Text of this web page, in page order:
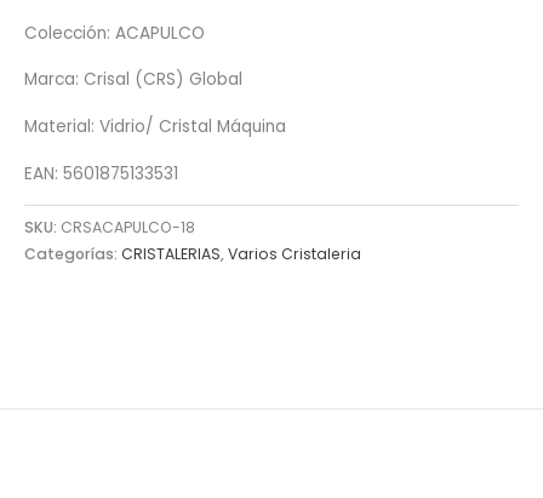
Colección: ACAPULCO
Marca: Crisal (CRS) Global
Material: Vidrio/ Cristal Máquina
EAN: 5601875133531
SKU: CRSACAPULCO-18
Categorías: CRISTALERIAS,Varios Cristaleria